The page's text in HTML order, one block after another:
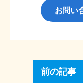
お問い
前の記事